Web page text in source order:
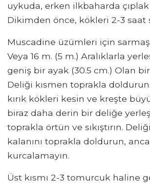
uykuda, erken ilkbaharda
Dikimden önce, kökleri 2-3 saat
Muscadine üzümleri için
Veya 16 m. (5 m.) Aralıklarla
geniş bir ayak (30.5 cm.) Olan
Deliği kısmen toprakla
kırık kökleri kesin ve kreşte
biraz daha derin bir deliğe
toprakla örtün ve sıkıştırın.
kalanını toprakla doldurun,
kurcalamayın.
Üst kısmı 2-3 tomurcuk haline